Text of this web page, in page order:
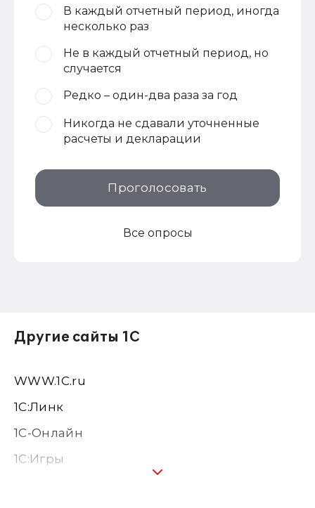
В каждый отчетный период, иногда
несколько раз
Не в каждый отчетный период, но
случается
Редко – один-два раза за год
Никогда не сдавали уточненные
расчеты и декларации
Проголосовать
Все опросы
Другие сайты 1С
WWW.1С.ru
1С:Линк
1С-Онлайн
1C:Игры